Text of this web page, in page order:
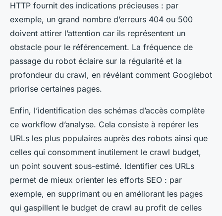
HTTP fournit des indications précieuses : par
exemple, un grand nombre d’erreurs 404 ou 500
doivent attirer l’attention car ils représentent un
obstacle pour le référencement. La fréquence de
passage du robot éclaire sur la régularité et la
profondeur du crawl, en révélant comment Googlebot
priorise certaines pages.
Enfin, l’identification des schémas d’accès complète
ce workflow d’analyse. Cela consiste à repérer les
URLs les plus populaires auprès des robots ainsi que
celles qui consomment inutilement le crawl budget,
un point souvent sous-estimé. Identifier ces URLs
permet de mieux orienter les efforts SEO : par
exemple, en supprimant ou en améliorant les pages
qui gaspillent le budget de crawl au profit de celles